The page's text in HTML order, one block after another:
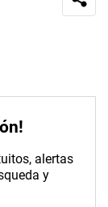
alertas
y